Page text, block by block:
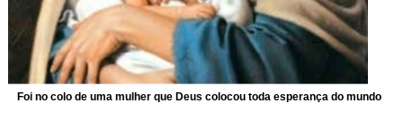
Foi no colo de uma mulher que Deus colocou toda esperança do mundo